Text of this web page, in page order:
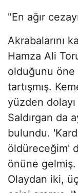
"En ağır
Akrabalarını
Hamza Ali
olduğunu öne
tartışmış.
yüzden dolayı
Saldırgan da
bulundu.
öldüreceğim'
önüne gelmiş.
Olaydan iki,